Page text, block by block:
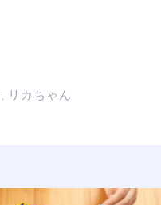
, リカちゃん